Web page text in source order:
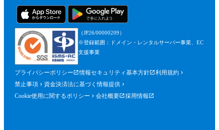
（JP26/00000209）
※登録範囲：ドメイン・レンタルサーバー事業、EC
支援事業
プライバシーポリシー 情報セキュリティ基本方針
利用規約
禁止事項
資金決済法に基づく情報提供
Cookie使用に関するポリシー
会社概要 採用情報